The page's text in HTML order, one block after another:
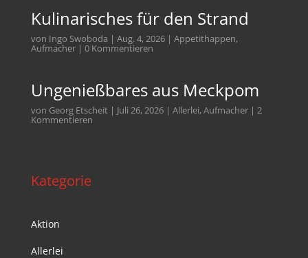
Kulinarisches für den Strand
von Ingo Swoboda | Aug. 4, 2026| Appetithappen,
Aufmacher| 0 Kommentieren
Ungenießbares aus Meckpom
von Georg Etscheit| Juli 26, 2026| Allerlei,Aufmacher| 2
Kommentieren
Kategorie
Aktion
Allerlei